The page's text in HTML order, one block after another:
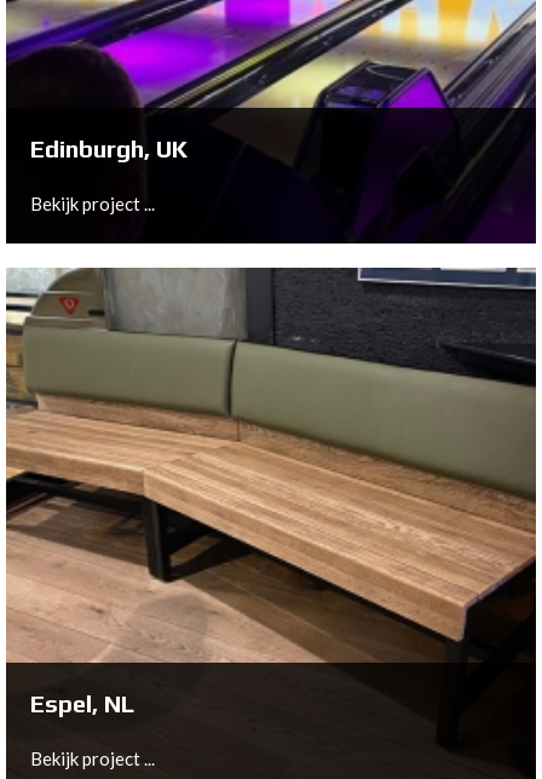
Bekijk project ...
Edinburgh, UK
Bekijk project ...
Edinburgh, UK
Bekijk project ...
Espel, NL
Bekijk project ...